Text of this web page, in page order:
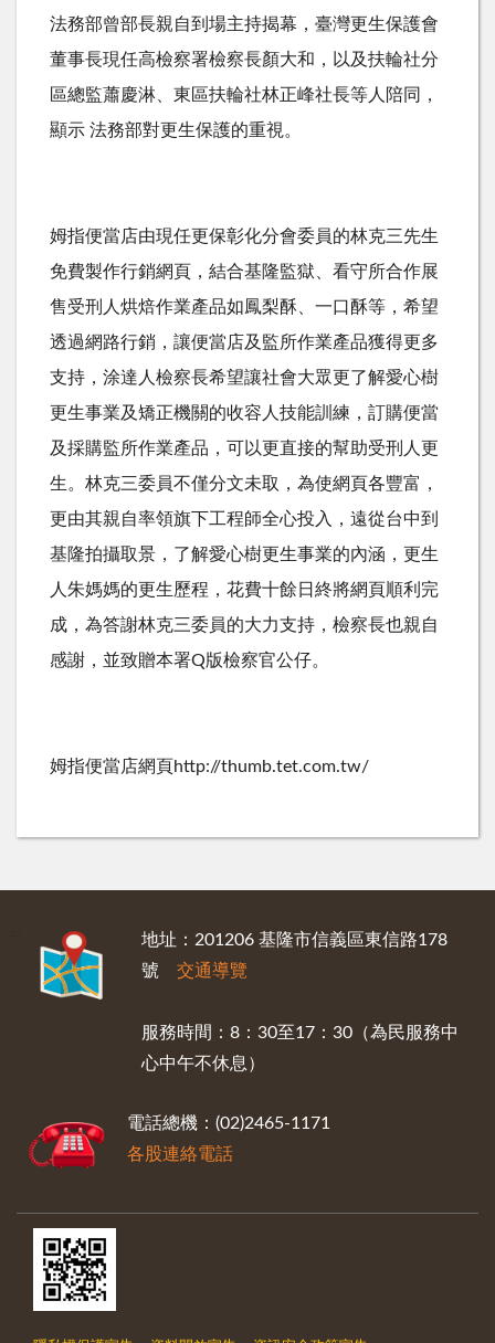
法務部曾部長親自到場主持揭幕，臺灣更生保護會
董事長現任高檢察署檢察長顏大和，以及扶輪社分
區總監蕭慶淋、東區扶輪社林正峰社長等人陪同，
顯示 法務部對更生保護的重視。
姆指便當店由現任更保彰化分會委員的林克三先生
免費製作行銷網頁，結合基隆監獄、看守所合作展
售受刑人烘焙作業產品如鳳梨酥、一口酥等，希望
透過網路行銷，讓便當店及監所作業產品獲得更多
支持，涂達人檢察長希望讓社會大眾更了解愛心樹
更生事業及矯正機關的收容人技能訓練，訂購便當
及採購監所作業產品，可以更直接的幫助受刑人更
生。林克三委員不僅分文未取，為使網頁各豐富，
更由其親自率領旗下工程師全心投入，遠從台中到
基隆拍攝取景，了解愛心樹更生事業的內涵，更生
人朱媽媽的更生歷程，花費十餘日終將網頁順利完
成，為答謝林克三委員的大力支持，檢察長也親自
感謝，並致贈本署Q版檢察官公仔。
姆指便當店網頁http://thumb.tet.com.tw/
地址：201206 基隆市信義區東信路178
號 交通導覽
服務時間：8：30至17：30（為民服務中
心中午不休息）
電話總機：(02)2465-1171
各股連絡電話